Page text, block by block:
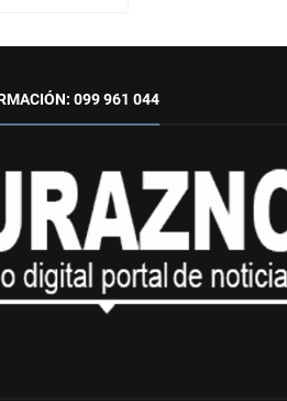
099 961 044